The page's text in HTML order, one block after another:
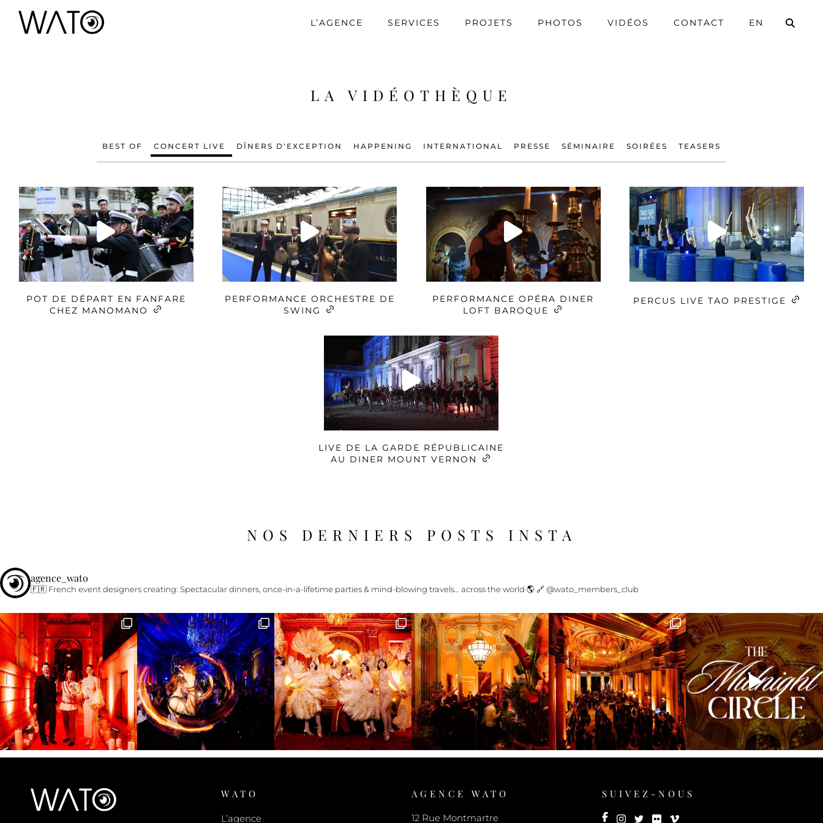
L’AGENCE SERVICES PROJETS PHOTOS VIDÉOS CONTACT EN
LA VIDÉOTHÈQUE
BEST OF CONCERT LIVE DÎNERS D'EXCEPTION HAPPENING INTERNATIONAL PRESSE SÉMINAIRE SOIRÉES TEASERS
POT DE DÉPART EN FANFARE
CHEZ MANOMANO
PERFORMANCE ORCHESTRE DE
SWING
PERFORMANCE OPÉRA DINER
LOFT BAROQUE
PERCUS LIVE TAO PRESTIGE
LIVE DE LA GARDE RÉPUBLICAINE
AU DINER MOUNT VERNON
NOS DERNIERS POSTS INSTA
agence_wato
🇫🇷 French event designers creating: Spectacular dinners, once-in-a-lifetime parties & mind-blowing travels… across the world 🌎🔗 @wato_members_club
WATO
L’agence
AGENCE WATO
12 Rue Montmartre
SUIVEZ-NOUS